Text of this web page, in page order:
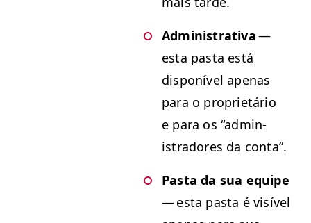
Admin­is­tra­ti­va—
esta pas­ta está
disponív­el ape­nas
para o pro­pri­etário
e para os “admin­
istradores da conta”.
Pas­ta da sua equipe
— esta pas­ta é visív­el